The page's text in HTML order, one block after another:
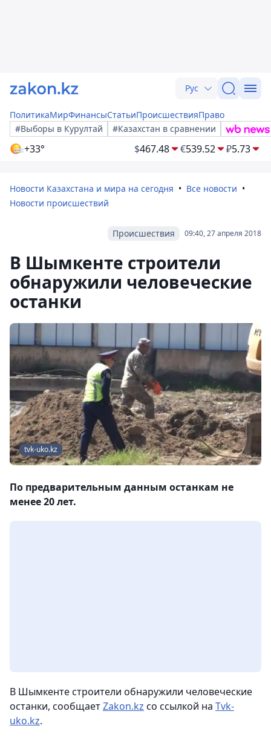
Рус
ПолитикаМирФинансыСтатьиПроисшествияПраво
#Выборы в Курултай
#Казахстан в сравнении
+33° $467.48 €539.52 ₽5.73
Новости Казахстана и мира на сегодня
Все новости
Новости происшествий
09:40, 27 апреля 2018
Происшествия
В Шымкенте строители
обнаружили человеческие
останки
tvk-uko.kz
По предварительным данным останкам не
менее 20 лет.
В Шымкенте строители обнаружили человеческие
останки, сообщаетZakon.kz со ссылкой на Tvk-
uko.kz.